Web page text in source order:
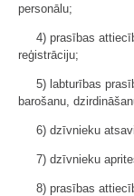
personālu;
4) prasības
reģistrāciju;
5) labturības
barošanu,
6) dzīvnieku
7) dzīvnieku
8) prasības